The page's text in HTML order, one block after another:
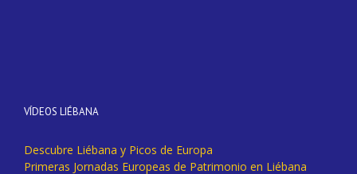
VÍDEOS LIÉBANA
Descubre Liébana y Picos de Europa
Primeras Jornadas Europeas de Patrimonio en Liébana